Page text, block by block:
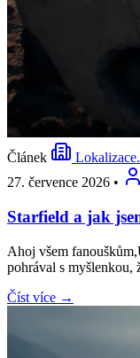
Článek
27. července 2026 •
Starfield a jak
Ahoj všem
pohrával s myšlenkou,
Číst více →